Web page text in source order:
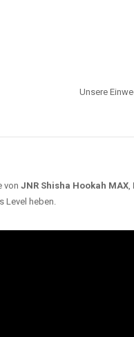
Unsere
von JNR Shisha Hookah MAX,
Level heben.